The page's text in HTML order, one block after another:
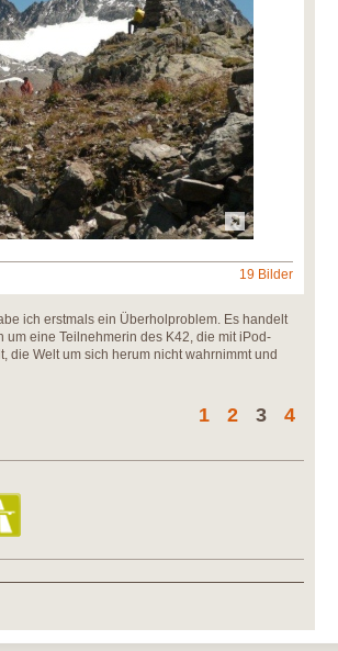
19 Bilder
ich erstmals ein Überholproblem. Es handelt
eine Teilnehmerin des K42, die mit iPod-
die Welt um sich herum nicht wahrnimmt und
1 2 3 4